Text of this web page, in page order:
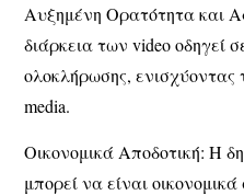
Αυξημένη Ορατότητα και
διάρκεια των video οδηγεί
ολοκλήρωσης,
media.
Οικονομικά Αποδοτική: Η
μπορεί να είναι